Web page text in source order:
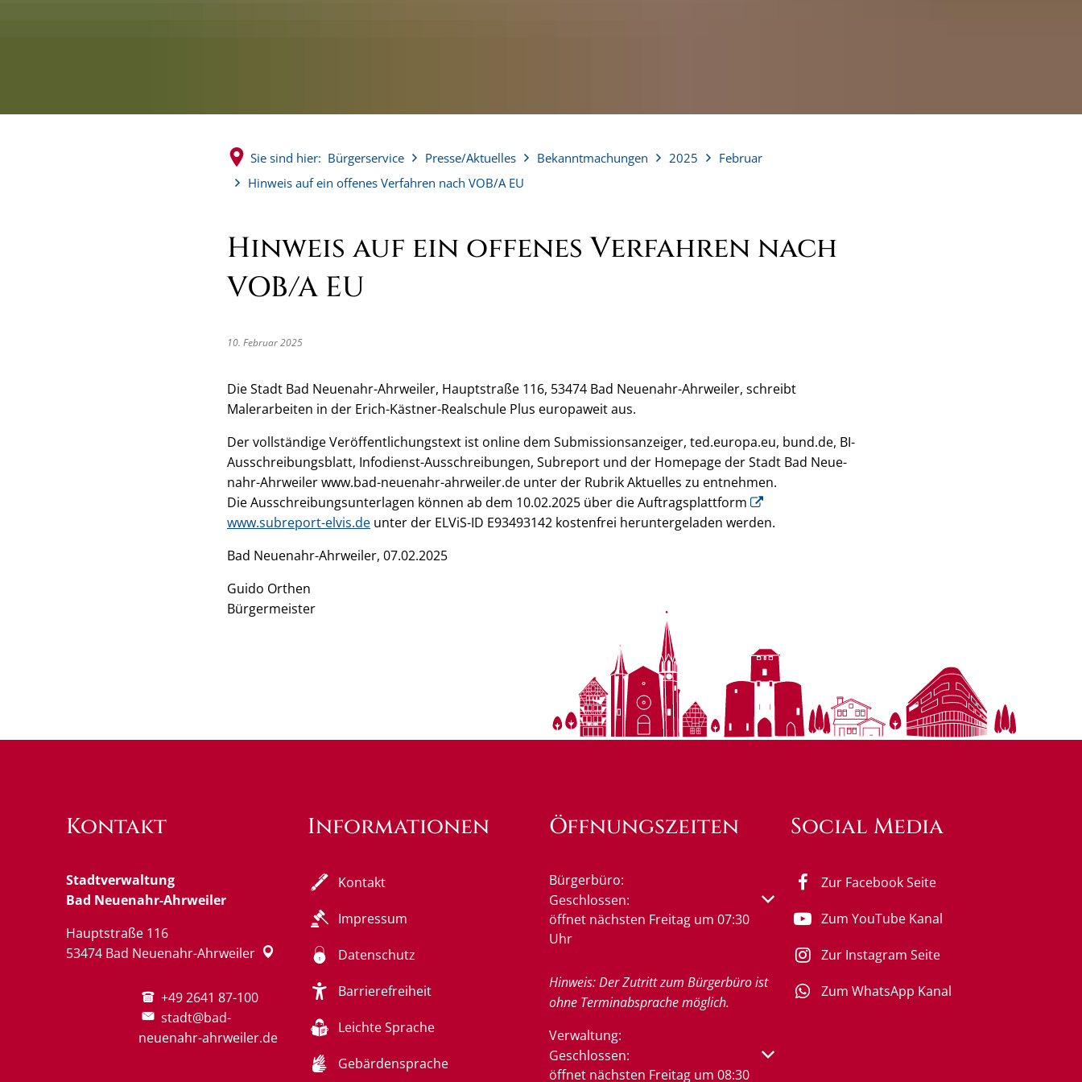
Sie sind hier: Bürgerservice Presse/Aktuelles Bekanntmachungen 2025
Februar
Hinweis auf ein offenes Verfahren nach VOB/A EU
Hinweis auf ein offenes Verfahren nach
VOB/A EU
10. Februar 2025
Die Stadt Bad Neuenahr-Ahrweiler, Hauptstraße 116, 53474 Bad Neuenahr-Ahrweiler, schreibt
Malerarbeiten in der Erich-Kästner-Realschule Plus europaweit aus.
Der vollständige Veröffentlichungstext ist online dem Submissionsanzeiger, ted.europa.eu, bund.de, BI-
Ausschreibungsblatt, Infodienst-Ausschreibungen, Subreport und der Homepage der Stadt Bad Neue-
nahr-Ahrweiler www.bad-neuenahr-ahrweiler.de unter der Rubrik Aktuelles zu entnehmen.
Die Ausschreibungsunterlagen können ab dem 10.02.2025 über die Auftragsplattform
www.subreport-elvis.de unter der ELViS-ID E93493142 kostenfrei heruntergeladen werden.
Bad Neuenahr-Ahrweiler, 07.02.2025
Guido Orthen
Bürgermeister
Kontakt
Stadtverwaltung
Bad Neuenahr-Ahrweiler
Hauptstraße 116
53474 Bad Neuenahr-Ahrweiler
+49 2641 87-100
stadt@bad-
neuenahr-ahrweiler.de
Informationen
Kontakt
Impressum
Datenschutz
Barrierefreiheit
Leichte Sprache
Gebärdensprache
Öffnungszeiten
Bürgerbüro:
Klicken, um weitere Öffnungs- oder Schließzeiten auszublenden
Geschlossen:
öffnet nächsten Freitag um 07:30
Uhr
Hinweis: Der Zutritt zum Bürgerbüro ist
ohne Terminabsprache möglich.
Verwaltung:
Klicken, um weitere Öffnungs- oder Schließzeiten auszublenden
Geschlossen:
öffnet nächsten Freitag um 08:30
Social Media
Zur Facebook Seite
Zum YouTube Kanal
Zur Instagram Seite
Zum WhatsApp Kanal